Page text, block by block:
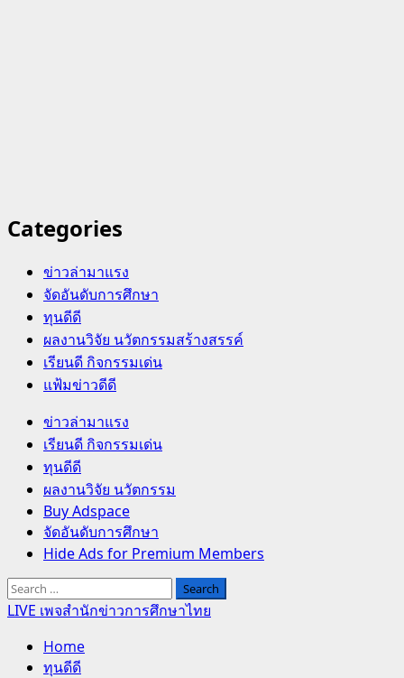
Categories
ข่าวล่ามาแรง
จัดอันดับการศึกษา
ทุนดีดี
ผลงานวิจัย นวัตกรรมสร้างสรรค์
เรียนดี กิจกรรมเด่น
แฟ้มข่าวดีดี
Primary
Menu
ข่าวล่ามาแรง
เรียนดี กิจกรรมเด่น
ทุนดีดี
ผลงานวิจัย นวัตกรรม
Buy Adspace
จัดอันดับการศึกษา
Hide Ads for Premium Members
Search
for:
LIVE เพจสำนักข่าวการศึกษาไทย
Home
ทุนดีดี